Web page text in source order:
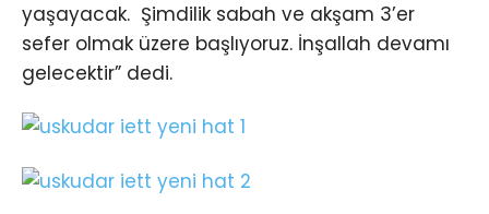
yaşayacak. Şimdilik sabah ve akşam 3’er
sefer olmak üzere başlıyoruz. İnşallah devamı
gelecektir” dedi.